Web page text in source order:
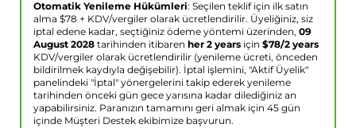
Otomatik Yenileme Hükümleri: Seçilen teklif için ilk satın
alma $78 + KDV/vergiler olarak ücretlendirilir. Üyeliğiniz, siz
iptal edene kadar, seçtiğiniz ödeme yöntemi üzerinden, 09
August 2028 tarihinden itibaren her 2 years için $78/2 years
KDV/vergiler olarak ücretlendirilir (yenileme ücreti, önceden
bildirilmek kaydıyla değişebilir). İptal işlemini, "Aktif Üyelik"
panelindeki "İptal" yönergelerini takip ederek yenileme
tarihinden önceki gün gece yarısına kadar dilediğiniz an
yapabilirsiniz. Paranızın tamamını geri almak için 45 gün
içinde Müşteri Destek ekibimize başvurun.